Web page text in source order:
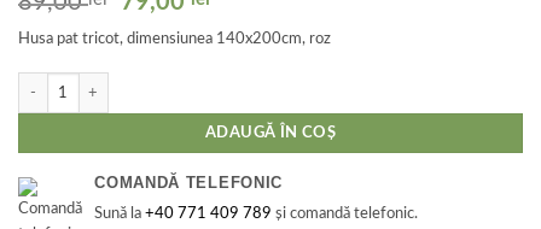
a
este:
Husa pat tricot, dimensiunea 140x200cm, roz
ADAUGĂ ÎN COȘ
COMANDĂ TELEFONIC
Sună la+40 771 409 789 și comandă telefonic.